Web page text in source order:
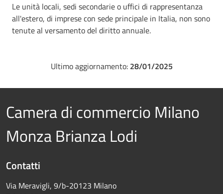
Le unità locali, sedi secondarie o uffici di rappresentanza
all'estero, di imprese con sede principale in Italia, non sono
tenute al versamento del diritto annuale.
Ultimo aggiornamento: 28/01/2025
Camera di commercio Milano
Monza Brianza Lodi
Contatti
Via Meravigli, 9/b-20123 Milano